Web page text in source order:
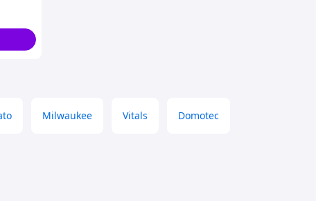
Milwaukee Vitals Domotec